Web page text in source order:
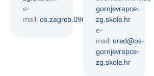
e-
mail: os.zagreb.096@gmail.com
gornjevrapce-
zg.skole.hr
e-
mail: ured@os-
gornjevrapce-
zg.skole.hr